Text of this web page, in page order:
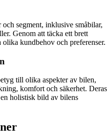
segment, inklusive småbilar,
Genom att täcka ett brett
kundbehov och preferenser.
till olika aspekter av bilen,
komfort och säkerhet. Deras
holistisk bild av bilens